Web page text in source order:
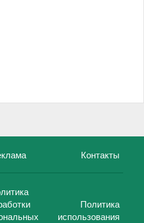
Контакты
Политика
использования